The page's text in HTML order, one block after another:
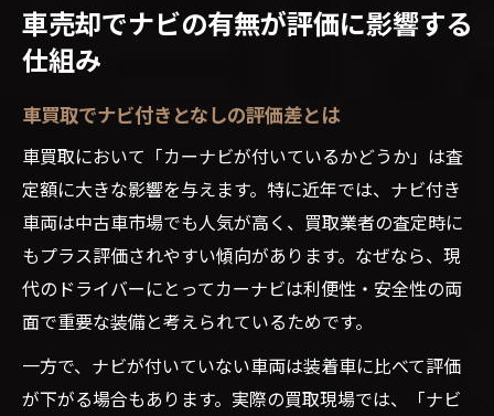
車売却でナビの有無が評価に影響する
仕組み
車買取でナビ付きとなしの評価差とは
車買取において「カーナビが付いているかどうか」は査
定額に大きな影響を与えます。特に近年では、ナビ付き
車両は中古車市場でも人気が高く、買取業者の査定時に
もプラス評価されやすい傾向があります。なぜなら、現
代のドライバーにとってカーナビは利便性・安全性の両
面で重要な装備と考えられているためです。
一方で、ナビが付いていない車両は装着車に比べて評価
が下がる場合もあります。実際の買取現場では、「ナビ